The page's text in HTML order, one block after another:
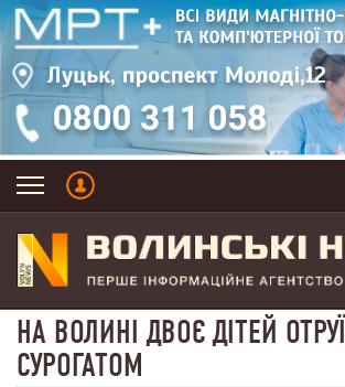
НА ВОЛИНІ ДВОЄ ДІТЕЙ
СУРОГАТОМ